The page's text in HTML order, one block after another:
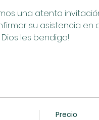
una atenta
su asistencia
les bendiga!
Precio